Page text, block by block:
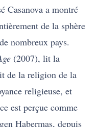
Casanova a montré
de la sphère
nombreux pays.
(2007), lit la
de la religion de la
religieuse, et
est perçue comme
Habermas, depuis